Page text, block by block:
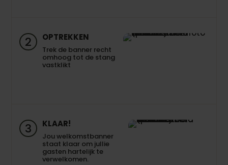
2 OPTREKKEN
Trek de banner recht
omhoog tot de stang
vastklikt
3 KLAAR!
Jou welkomstbanner
staat klaar om jullie
gasten hartelijk te
verwelkomen.